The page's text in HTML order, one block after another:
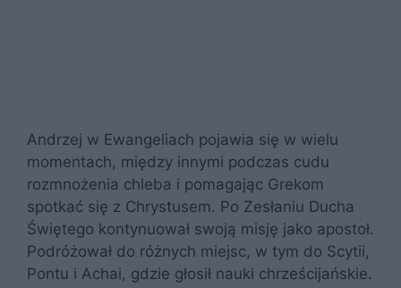
Andrzej w Ewangeliach pojawia się w wielu
momentach, między innymi podczas cudu
rozmnożenia chleba i pomagając Grekom
spotkać się z Chrystusem. Po Zesłaniu Ducha
Świętego kontynuował swoją misję jako apostoł.
Podróżował do różnych miejsc, w tym do Scytii,
Pontu i Achai, gdzie głosił nauki chrześcijańskie.